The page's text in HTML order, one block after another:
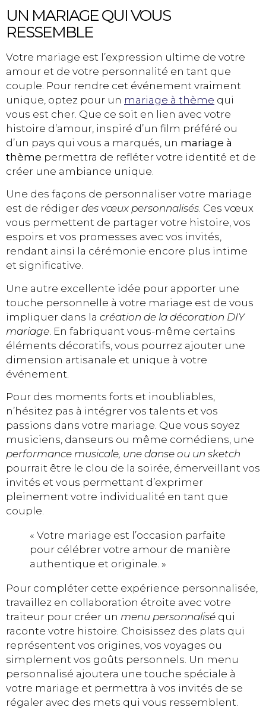
UN MARIAGE QUI VOUS
RESSEMBLE
Votre mariage est l’expression ultime de votre
amour et de votre personnalité en tant que
couple. Pour rendre cet événement vraiment
unique, optez pour un mariage à thème qui
vous est cher. Que ce soit en lien avec votre
histoire d’amour, inspiré d’un film préféré ou
d’un pays qui vous a marqués, un mariage à
thème permettra de refléter votre identité et de
créer une ambiance unique.
Une des façons de personnaliser votre mariage
est de rédiger des vœux personnalisés. Ces vœux
vous permettent de partager votre histoire, vos
espoirs et vos promesses avec vos invités,
rendant ainsi la cérémonie encore plus intime
et significative.
Une autre excellente idée pour apporter une
touche personnelle à votre mariage est de vous
impliquer dans la création de la décoration DIY
mariage . En fabriquant vous-même certains
éléments décoratifs, vous pourrez ajouter une
dimension artisanale et unique à votre
événement.
Pour des moments forts et inoubliables,
n’hésitez pas à intégrer vos talents et vos
passions dans votre mariage. Que vous soyez
musiciens, danseurs ou même comédiens, une
performance musicale, une danse ou un sketch
pourrait être le clou de la soirée, émerveillant vos
invités et vous permettant d’exprimer
pleinement votre individualité en tant que
couple.
« Votre mariage est l’occasion parfaite
pour célébrer votre amour de manière
authentique et originale. »
Pour compléter cette expérience personnalisée,
travaillez en collaboration étroite avec votre
traiteur pour créer un menu personnalisé qui
raconte votre histoire. Choisissez des plats qui
représentent vos origines, vos voyages ou
simplement vos goûts personnels. Un menu
personnalisé ajoutera une touche spéciale à
votre mariage et permettra à vos invités de se
régaler avec des mets qui vous ressemblent.